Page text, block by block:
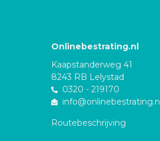
Onlinebestrating.nl
Kaapstanderweg 41
8243 RB Lelystad
0320 - 219170
Routebeschrijving